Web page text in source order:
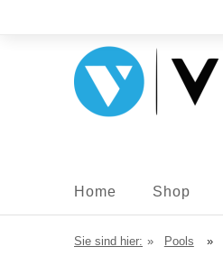
Home Shop
Sie sind hier: » Pools »